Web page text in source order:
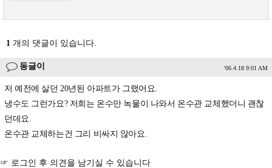
1 개의 댓글이 있습니다.
동글이 '06.4.18 9:01 AM
저 예전에 살던 20년된 아파트가 그랬어요.
냉수도 그런가요? 저희는 온수만 녹물이 나와서 온수관 교체했더니 괜찮
던데요.
온수관 교체하는건 그리 비싸지 않아요.
☞ 로그인 후 의견을 남기실 수 있습니다